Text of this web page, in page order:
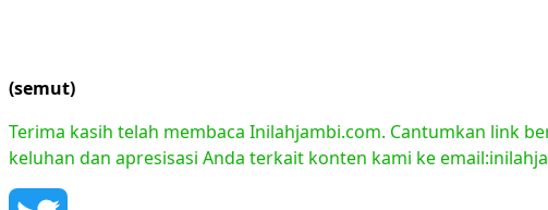
(semut)
Terima kasih telah membaca Inilahjambi.com. Cantumkan link
keluhan dan apresisasi Anda terkait konten kami ke